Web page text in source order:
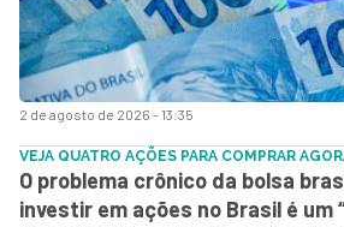
2 de agosto de 2026 - 13:35
VEJA QUATRO AÇÕES PARA COMPRAR
O problema crônico da bolsa
investir em ações no Brasil é um